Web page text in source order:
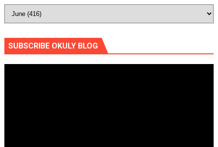
SUBSCRIBE OKULY BLOG